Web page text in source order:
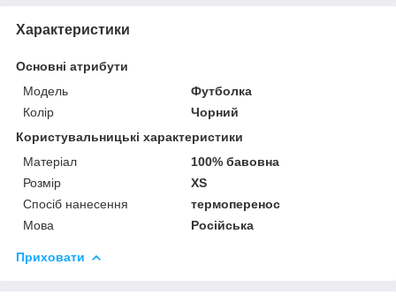
Характеристики
Основні атрибути
Модель
Футболка
Колір
Чорний
Користувальницькі характеристики
Матеріал
100% бавовна
Розмір
XS
Спосіб нанесення
термоперенос
Мова
Російська
Приховати